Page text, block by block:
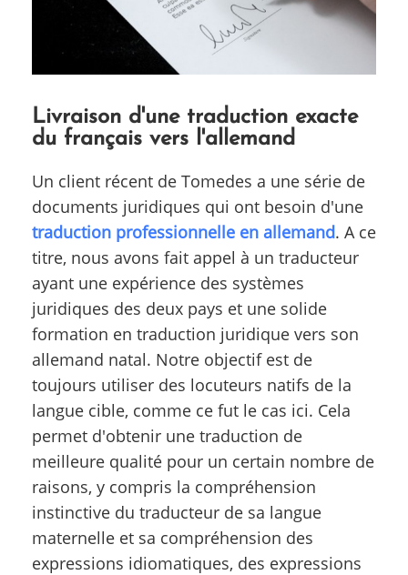
Livraison d'une traduction exacte
du français vers l'allemand
Un client récent de Tomedes a une série de
documents juridiques qui ont besoin d'une
traduction professionnelle en allemand. A ce
titre, nous avons fait appel à un traducteur
ayant une expérience des systèmes
juridiques des deux pays et une solide
formation en traduction juridique vers son
allemand natal. Notre objectif est de
toujours utiliser des locuteurs natifs de la
langue cible, comme ce fut le cas ici. Cela
permet d'obtenir une traduction de
meilleure qualité pour un certain nombre de
raisons, y compris la compréhension
instinctive du traducteur de sa langue
maternelle et sa compréhension des
expressions idiomatiques, des expressions